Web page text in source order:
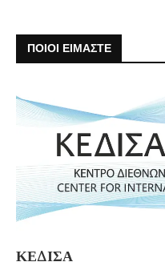
ΠΟΙΟΙ ΕΙΜΑΣΤΕ
ΚΕΔΙΣΑ